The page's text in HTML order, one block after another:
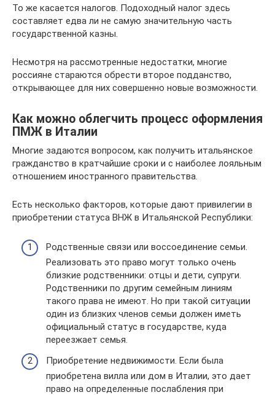
То же касается налогов. Подоходный налог здесь
составляет едва ли не самую значительную часть
государственной казны.
Несмотря на рассмотренные недостатки, многие
россияне стараются обрести второе подданство,
открывающее для них совершенно новые возможности.
Как можно облегчить процесс оформления
ПМЖ в Италии
Многие задаются вопросом, как получить итальянское
гражданство в кратчайшие сроки и с наиболее лояльным
отношением иностранного правительства.
Есть несколько факторов, которые дают привилегии в
приобретении статуса ВНЖ в Итальянской Республики:
Родственные связи или воссоединение семьи.
Реализовать это право могут только очень
близкие родственники: отцы и дети, супруги.
Родственники по другим семейным линиям
такого права не имеют. Но при такой ситуации
один из близких членов семьи должен иметь
официальный статус в государстве, куда
переезжает семья.
Приобретение недвижимости. Если была
приобретена вилла или дом в Италии, это дает
право на определенные послабления при